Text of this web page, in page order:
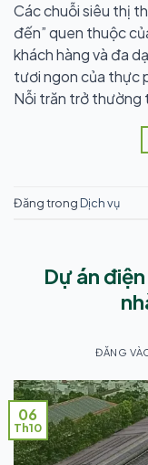
Các chuỗi siêu thị
đến” quen thuộc
khách hàng và đa
tươi ngon của thực
Nỗi trăn trở thường
Đăng trong Dịch vụ
Dự án
ĐĂNG
06
Th10